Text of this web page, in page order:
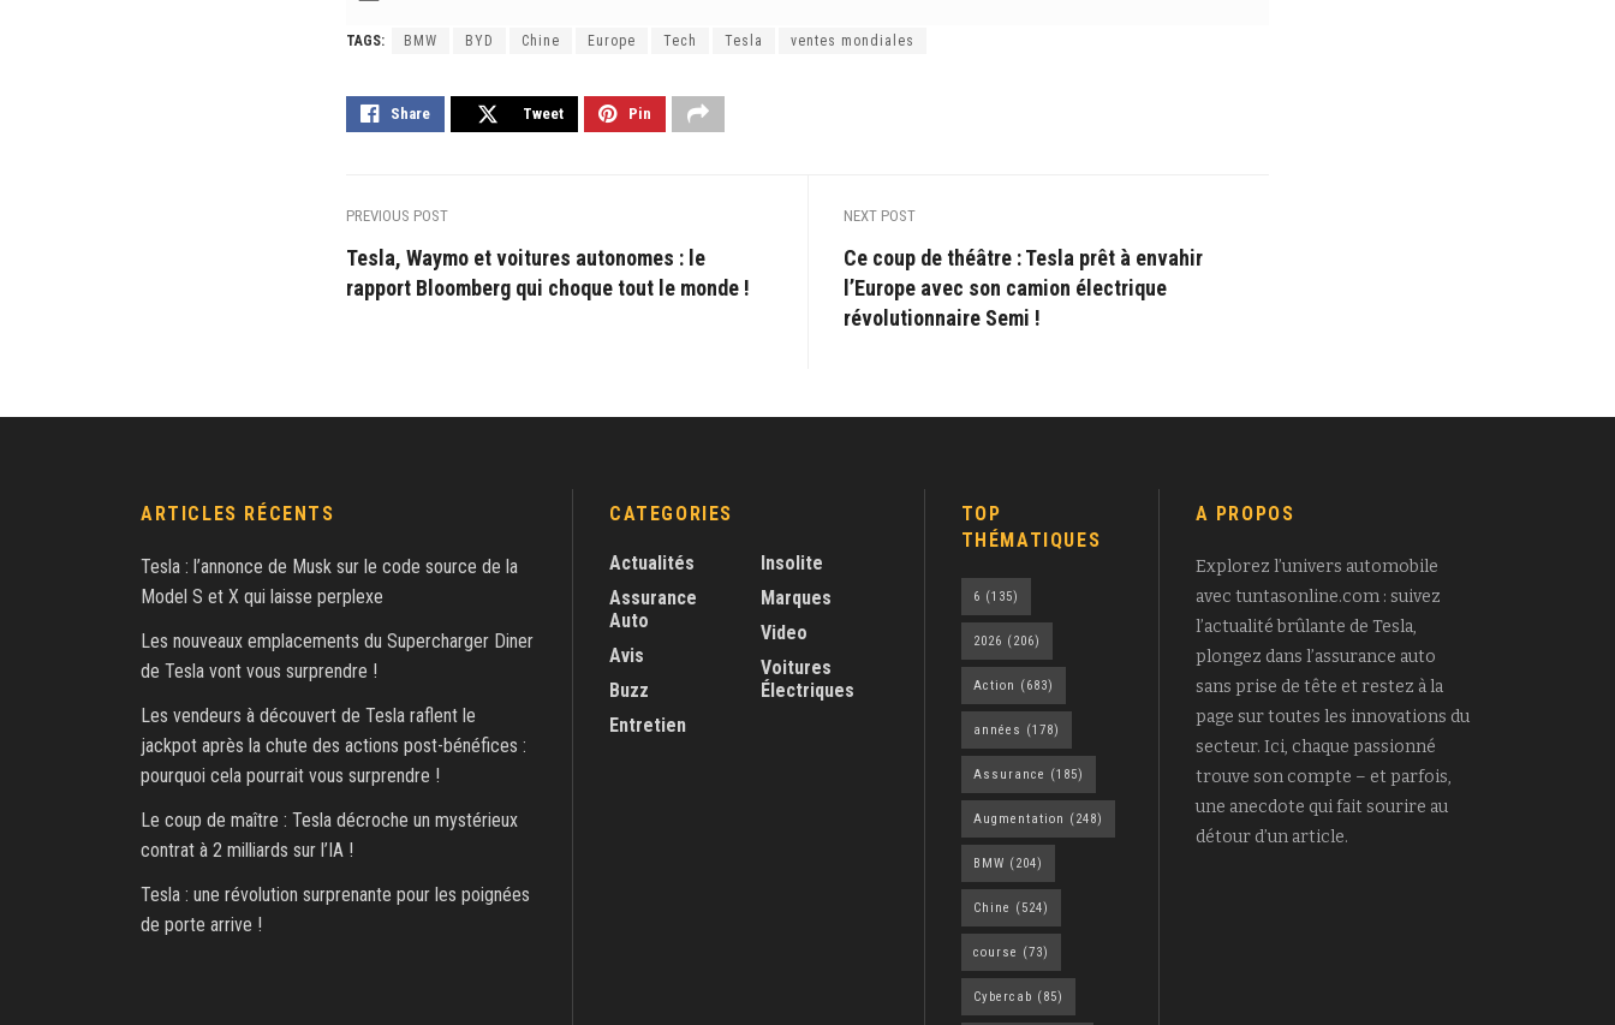
TAGS: BMW BYD Chine Europe Tech Tesla ventes mondiales
Share Tweet Pin
PREVIOUS POST
Tesla, Waymo et voitures autonomes : le
rapport Bloomberg qui choque tout le monde !
NEXT POST
Ce coup de théâtre : Tesla prêt à envahir
l’Europe avec son camion électrique
révolutionnaire Semi !
ARTICLES RÉCENTS
Tesla : l’annonce de Musk sur le code source de la
Model S et X qui laisse perplexe
Les nouveaux emplacements du Supercharger Diner
de Tesla vont vous surprendre !
Les vendeurs à découvert de Tesla raflent le
jackpot après la chute des actions post-bénéfices :
pourquoi cela pourrait vous surprendre !
Le coup de maître : Tesla décroche un mystérieux
contrat à 2 milliards sur l’IA !
Tesla : une révolution surprenante pour les poignées
de porte arrive !
CATEGORIES
Actualités
Assurance
Auto
Avis
Buzz
Entretien
Insolite
Marques
Video
Voitures
Électriques
TOP
THÉMATIQUES
6 (135)
2026 (206)
Action (683)
années (178)
Assurance (185)
Augmentation (248)
BMW (204)
Chine (524)
course (73)
Cybercab (85)
A PROPOS
Explorez l’univers automobile
avec tuntasonline.com : suivez
l’actualité brûlante de Tesla,
plongez dans l’assurance auto
sans prise de tête et restez à la
page sur toutes les innovations du
secteur. Ici, chaque passionné
trouve son compte – et parfois,
une anecdote qui fait sourire au
détour d’un article.